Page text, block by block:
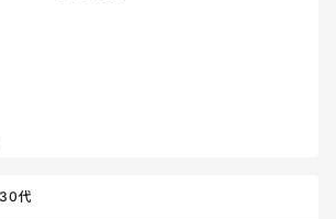
、夏に大学病院に入院しなくてはい
病院を彷徨いました。
30代